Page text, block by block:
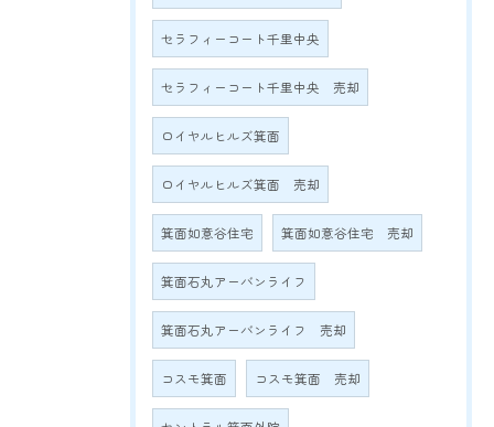
セラフィーコート千里中央
セラフィーコート千里中央 売却
ロイヤルヒルズ箕面
ロイヤルヒルズ箕面 売却
箕面如意谷住宅 箕面如意谷住宅 売却
箕面石丸アーバンライフ
箕面石丸アーバンライフ 売却
コスモ箕面 コスモ箕面 売却